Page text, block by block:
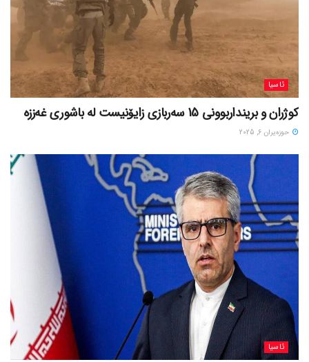
ئاسیا
کوژران و برینداربوونی 15 سەربازی زایۆنیست لە باشوری غەززە
حوزه‌یران 6, 2025
ئاسیا